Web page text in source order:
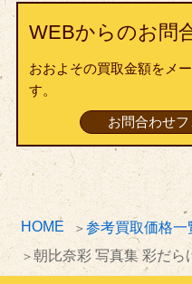
HOME 参考買取価格一
朝比奈彩 写真集 彩だら
WEBからのお問
おおよその買取金額をメ
す。
お問合わせ